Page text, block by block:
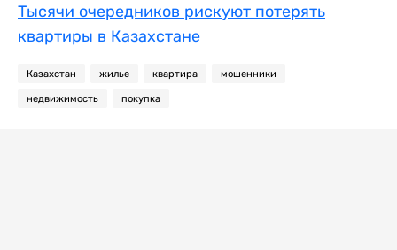
Тысячи очередников рискуют потерять
квартиры в Казахстане
Казахстан жилье квартира мошенники
недвижимость покупка